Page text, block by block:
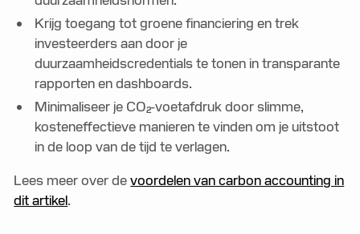
Krijg toegang tot groene financiering en trek
investeerders aan door je
duurzaamheidscredentials te tonen in transparante
rapporten en dashboards.
Minimaliseer je CO₂-voetafdruk door slimme,
kosteneffectieve manieren te vinden om je uitstoot
in de loop van de tijd te verlagen.
Lees meer over devoordelen van carbon accounting in
dit artikel.